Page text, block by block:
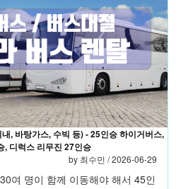
, 바탕가스, 수빅 등) - 25인승 하이거버스,
, 디럭스 리무진 27인승
by 최수민 / 2026-06-29
여 명이 함께 이동해야 해서 45인